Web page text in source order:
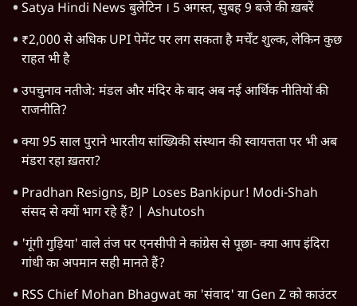
Satya Hindi News बुलेटिन । 5 अगस्त, सुबह 9 बजे की ख़बरें
₹2,000 से अधिक UPI पेमेंट पर लग सकता है मर्चेंट शुल्क, लेकिन कुछ
राहत भी है
उपचुनाव नतीजे: मंडल और मंदिर के बाद अब नई आर्थिक नीतियों की
राजनीति?
क्या 95 साल पुराने भारतीय सांख्यिकी संस्थान की स्वायत्तता पर भी अब
मंडरा रहा ख़तरा?
Pradhan Resigns, BJP Loses Bankipur! Modi-Shah
संसद से क्यों भाग रहे हैं? | Ashutosh
'गूंगी गुड़िया' वाले तंज पर एनसीपी ने कांग्रेस से पूछा- क्या आप इंदिरा
गांधी का अपमान सही मानते हैं?
RSS Chief Mohan Bhagwat का 'संवाद' या Gen Z को काउंटर